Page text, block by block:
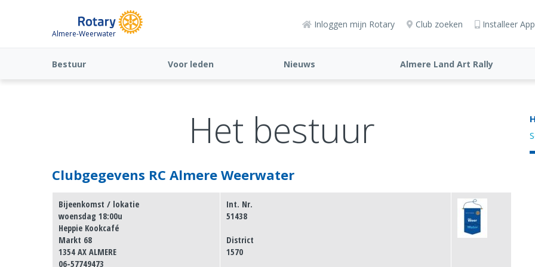
Almere-Weerwater
Inloggen mijn Rotary Club zoeken Installeer App
Bestuur Voor leden Nieuws Almere Land Art Rally
Het bestuur
Clubgegevens RC Almere Weerwater
Bijeenkomst / lokatie
woensdag 18:00u
Heppie Kookcafé
Markt 68
1354 AX ALMERE
06-57749473
Int. Nr.
51438
District
1570